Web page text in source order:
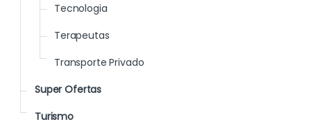
Tecnologia
Terapeutas
Transporte Privado
Super Ofertas
Turismo